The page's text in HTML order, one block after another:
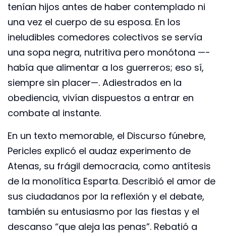
tenían hijos antes de haber contemplado ni
una vez el cuerpo de su esposa. En los
ineludibles comedores colectivos se servía
una sopa negra, nutritiva pero monótona —­
había que alimentar a los guerreros; eso sí,
siempre sin placer—. Adiestrados en la
obediencia, vivían dispuestos a entrar en
combate al instante.
En un texto memorable, el Discurso fúnebre,
Pericles explicó el audaz experimento de
Atenas, su frágil democracia, como antítesis
de la monolítica Esparta. Describió el amor de
sus ciudadanos por la reflexión y el debate,
también su entusiasmo por las fiestas y el
descanso “que aleja las penas”. Rebatió a